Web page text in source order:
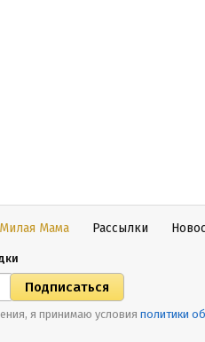
Мама Рассылки
я принимаю условия политики